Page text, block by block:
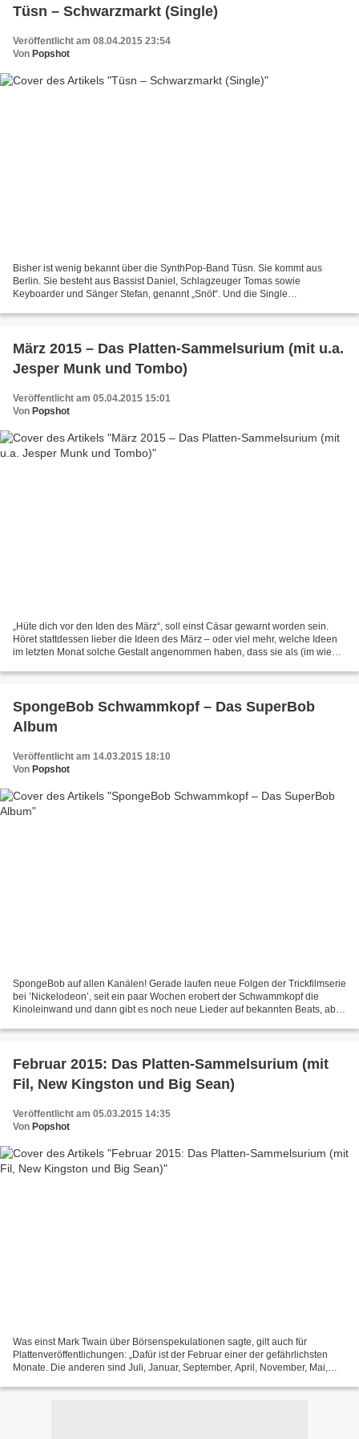
Tüsn – Schwarzmarkt (Single)
Veröffentlicht am 08.04.2015 23:54
Von Popshot
Bisher ist wenig bekannt über die SynthPop-Band Tüsn. Sie kommt aus
Berlin. Sie besteht aus Bassist Daniel, Schlagzeuger Tomas sowie
Keyboarder und Sänger Stefan, genannt „Snöt“. Und die Single
März 2015 – Das Platten-Sammelsurium (mit u.a.
Jesper Munk und Tombo)
Veröffentlicht am 05.04.2015 15:01
Von Popshot
„Hüte dich vor den Iden des März“, soll einst Cäsar gewarnt worden sein.
Höret stattdessen lieber die Ideen des März – oder viel mehr, welche Ideen
im letzten Monat solche Gestalt angenommen haben, dass sie als (im wie
SpongeBob Schwammkopf – Das SuperBob
Album
Veröffentlicht am 14.03.2015 18:10
Von Popshot
SpongeBob auf allen Kanälen! Gerade laufen neue Folgen der Trickfilmserie
bei ’Nickelodeon’, seit ein paar Wochen erobert der Schwammkopf die
Kinoleinwand und dann gibt es noch neue Lieder auf bekannten Beats, aber
Februar 2015: Das Platten-Sammelsurium (mit
Fil, New Kingston und Big Sean)
Veröffentlicht am 05.03.2015 14:35
Von Popshot
Was einst Mark Twain über Börsenspekulationen sagte, gilt auch für
Plattenveröffentlichungen: „Dafür ist der Februar einer der gefährlichsten
Monate. Die anderen sind Juli, Januar, September, April, November, Mai,